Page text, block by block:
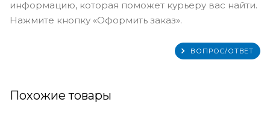
информацию, которая поможет курьеру вас найти.
Нажмите кнопку «Оформить заказ».
ВОПРОС/ОТВЕТ
Похожие товары